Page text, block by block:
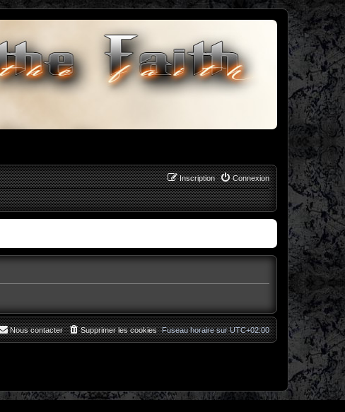
Connexion
Inscription
Fuseau horaire surUTC+02:00
Supprimer les cookies
Nous contacter